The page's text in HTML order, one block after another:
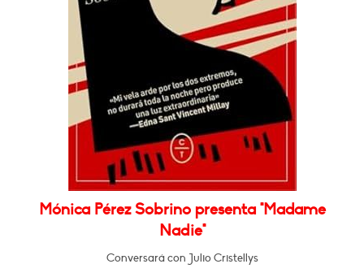
Mónica Pérez Sobrino presenta "Madame
Nadie"
Conversará con Julio Cristellys